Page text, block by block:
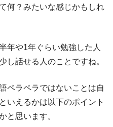
何？みたいな感じかもしれ
年や1年ぐらい勉強した人
し話せる人のことですね。
ペラペラではないことは自
いえるかは以下のポイント
と思います。